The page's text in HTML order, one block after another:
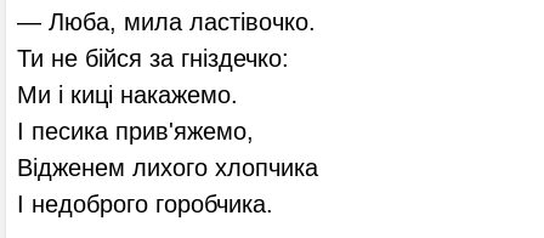
— Люба, мила ластівочко.
Ти не бійся за гніздечко:
Ми і киці накажемо.
I песика прив'яжемо,
Відженем лихого хлопчика
І недоброго горобчика.